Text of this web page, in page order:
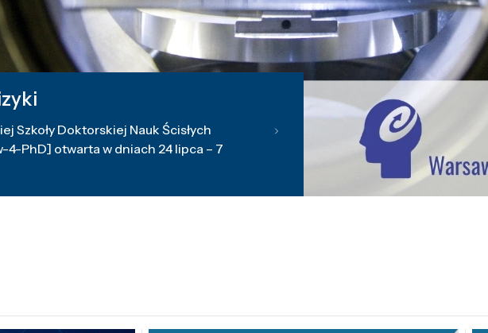
Szkoły Doktorskiej Nauk Ścisłych
4-PhD] otwarta w dniach 24 lipca – 7